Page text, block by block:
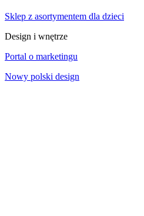
Sklep z asortymentem dla dzieci
Design i wnętrze
Portal o marketingu
Nowy polski design